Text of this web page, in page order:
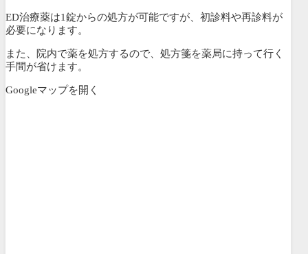
ED治療薬は1錠からの処方が可能ですが、初診料や再診料が
必要になります。
また、院内で薬を処方するので、処方箋を薬局に持って行く
手間が省けます。
Googleマップを開く